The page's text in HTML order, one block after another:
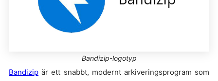
Bandizip-logotyp
Bandizip är ett snabbt, modernt arkiveringsprogram som